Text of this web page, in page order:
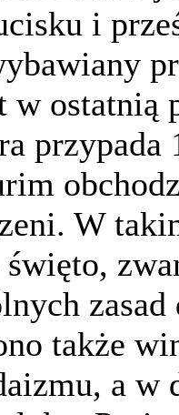
i
w ostatnią
przypada
W
także
a w